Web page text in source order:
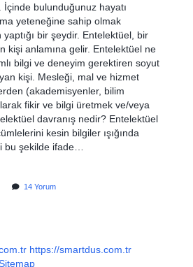
bulunduğunuz hayatı
yeteneğine sahip olmak
bir şeydir. Entelektüel, bir
kişi anlamına gelir. Entelektüel ne
bilgi ve deneyim gerektiren soyut
kişi. Mesleği, mal ve hizmet
(akademisyenler, bilim
fikir ve bilgi üretmek ve/veya
davranış nedir? Entelektüel
kesin bilgiler ışığında
bu şekilde ifade…
14 Yorum
https://smartdus.com.tr